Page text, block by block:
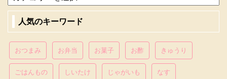
人気のキーワード
おつまみ お弁当 お菓子 お酢 きゅうり
ごはんもの しいたけ じゃがいも なす